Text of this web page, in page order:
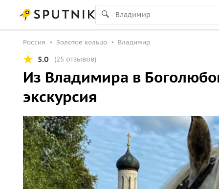
Россия Золотое кольцо Владимир
5.0 (25 отзывов)
Из Владимира в
экскурсия